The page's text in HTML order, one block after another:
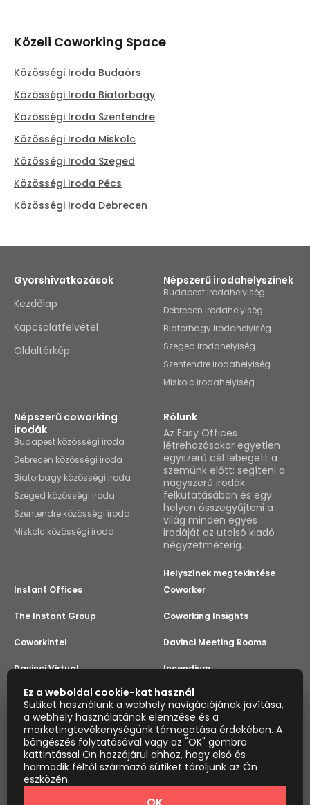
Közeli Coworking Space
Közösségi Iroda Budaörs
Közösségi Iroda Biatorbagy
Közösségi Iroda Szentendre
Közösségi Iroda Miskolc
Közösségi Iroda Szeged
Közösségi Iroda Pécs
Közösségi Iroda Debrecen
Gyorshivatkozások
Kezdőlap
Kapcsolatfelvétel
Oldaltérkép
Népszerű irodahelyszínek
Budapest irodahelyiség
Debrecen irodahelyiség
Biatorbagy irodahelyiség
Szeged irodahelyiség
Szentendre irodahelyiség
Miskolc irodahelyiség
Népszerű coworking
irodák
Budapest közösségi iroda
Debrecen közösségi iroda
Biatorbagy közösségi iroda
Szeged közösségi iroda
Szentendre közösségi iroda
Miskolc közösségi iroda
Rólunk
Az Easy Offices
létrehozásakor egyetlen
egyszerű cél lebegett a
szemünk előtt: segíteni a
nagyszerű irodák
felkutatásában és egy
helyen összegyűjteni a
világ minden egyes
irodáját az utolsó kiadó
négyzetméterig.
Helyszínek megtekintése
Instant Offices
Coworker
The Instant Group Coworking Insights
Coworkintel Davinci Meeting Rooms
Davinci Virtual Incendium
Yta
Része az
Instant Group
Oldaltérkép Feltételek
Adatvédelem
Modern rabszolgaság nyilatkozat
Cookie beállítások
Információk
Copyright © 2026 Easy Offices. Minden jog fenntartva.
Ez a weboldal cookie-kat használ
Sütiket használunk a webhely navigációjának javítása,
a webhely használatának elemzése és a
marketingtevékenységünk támogatása érdekében. A
böngészés folytatásával vagy az "OK" gombra
kattintással Ön hozzájárul ahhoz, hogy első és
harmadik féltől származó sütiket tároljunk az Ön
eszközén.